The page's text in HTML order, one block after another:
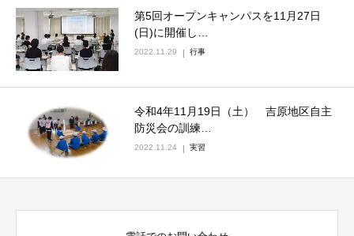
第5回オープンキャンパスを11月27日
(日)に開催し…
2022.11.29 行事
令和4年11月19日（土） 吉原地区自主
防災会の訓練…
2022.11.24 実習